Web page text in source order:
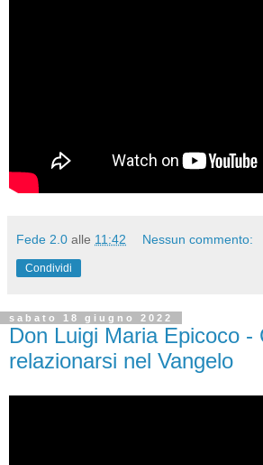
Fede 2.0 alle 11:42 Nessun commento:
Condividi
sabato 18 giugno 2022
Don Luigi Maria Epicoco -
relazionarsi nel Vangelo